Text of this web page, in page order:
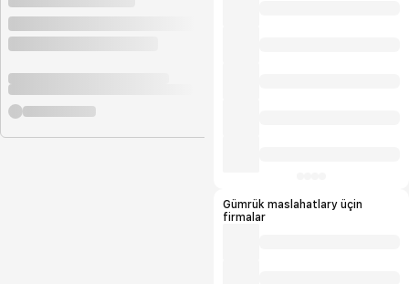
Gümrük maslahatlary üçin
firmalar